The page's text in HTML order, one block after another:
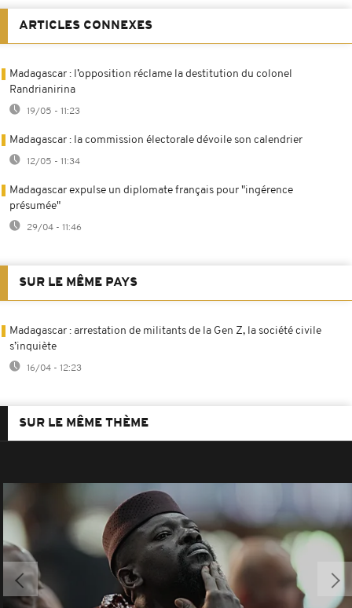
ARTICLES CONNEXES
Madagascar : l’opposition réclame la destitution du colonel
Randrianirina
19/05 - 11:23
Madagascar : la commission électorale dévoile son calendrier
12/05 - 11:34
Madagascar expulse un diplomate français pour "ingérence
présumée"
29/04 - 11:46
SUR LE MÊME PAYS
Madagascar : arrestation de militants de la Gen Z, la société civile
s’inquiète
16/04 - 12:23
SUR LE MÊME THÈME